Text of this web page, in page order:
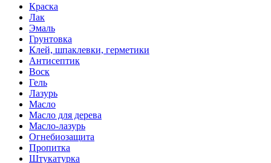
Краска
Лак
Эмаль
Грунтовка
Клей, шпаклевки, герметики
Антисептик
Воск
Гель
Лазурь
Масло
Масло для дерева
Масло-лазурь
Огнебиозащита
Пропитка
Штукатурка